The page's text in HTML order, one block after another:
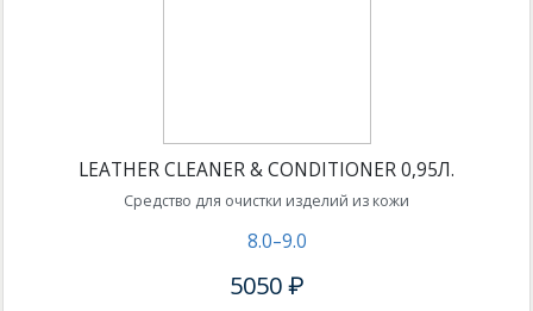
LEATHER CLEANER & CONDITIONER 0,95Л.
Средство для очистки изделий из кожи
8.0–9.0
5050 ₽